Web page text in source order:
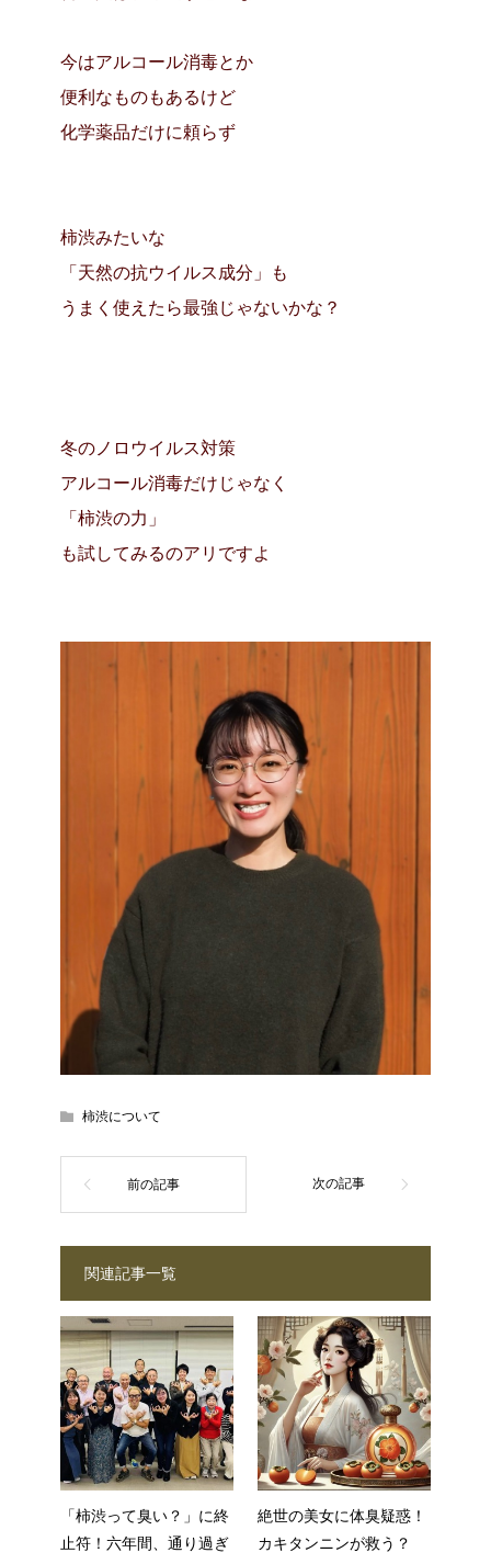
今はアルコール消毒とか
便利なものもあるけど
化学薬品だけに頼らず
柿渋みたいな
「天然の抗ウイルス成分」も
うまく使えたら最強じゃないかな？
冬のノロウイルス対策
アルコール消毒だけじゃなく
「柿渋の力」
も試してみるのアリですよ
柿渋について
関連記事一覧
「柿渋って臭い？」に終
止符！六年間、通り過ぎ
絶世の美女に体臭疑惑！
カキタンニンが救う？